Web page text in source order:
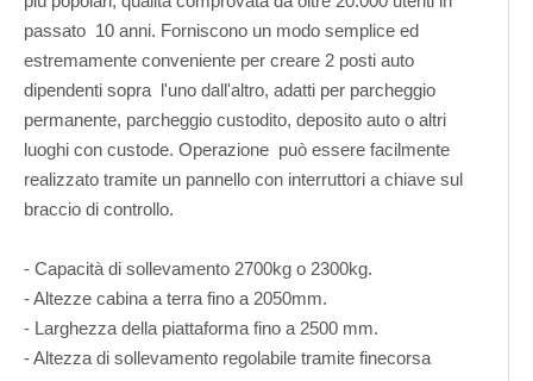
passato 10 anni. Forniscono un modo semplice ed
estremamente conveniente per creare 2 posti auto
dipendenti sopra l'uno dall'altro, adatti per parcheggio
permanente, parcheggio custodito, deposito auto o altri
luoghi con custode. Operazione può essere facilmente
realizzato tramite un pannello con interruttori a chiave sul
braccio di controllo.
- Capacità di sollevamento 2700kg o 2300kg.
- Altezze cabina a terra fino a 2050mm.
- Larghezza della piattaforma fino a 2500 mm.
- Altezza di sollevamento regolabile tramite finecorsa